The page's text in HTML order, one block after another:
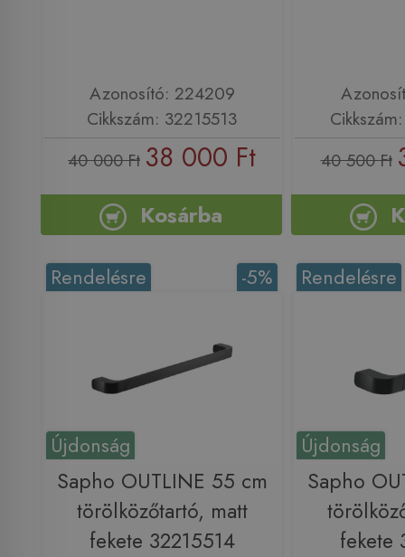
Azonosító: 224209
Cikkszám: 32215513
40 000 Ft 38 000 Ft
Kosárba
40 500 Ft
Újdonság
-5%
Rendelésre
Sapho OUTLINE 55 cm
törölközőtartó, matt
fekete 32215514
Újdonság
Rendelésre
Sapho
fekete